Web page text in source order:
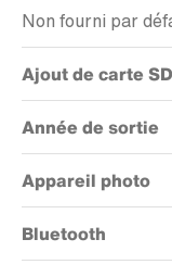
Non fourni par
Ajout de carte SD
Année de sortie
Appareil photo
Bluetooth